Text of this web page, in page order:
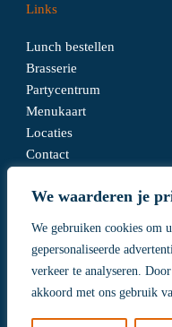
We waarderen je
We gebruiken cookies om
gepersonaliseerde
verkeer te analyseren.
akkoord met ons gebruik
Links
Lunch bestellen
Brasserie
Partycentrum
Menukaart
Locaties
Contact